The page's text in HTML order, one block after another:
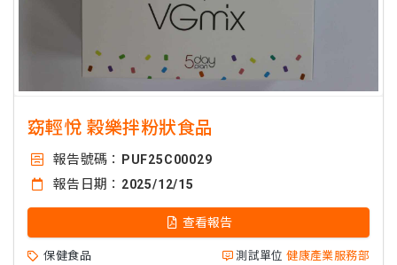
窈輕悅 穀樂拌粉狀食品
報告號碼： PUF25C00029
報告日期： 2025/12/15
查看報告
保健食品 測試單位 健康產業服務部